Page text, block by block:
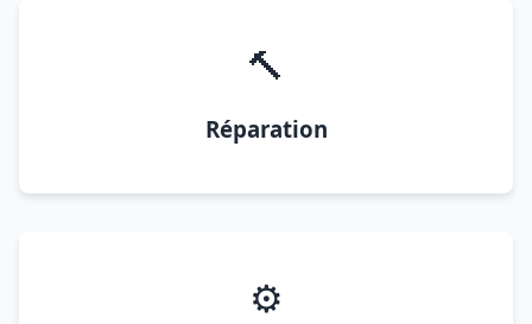
🔨
Réparation
⚙️